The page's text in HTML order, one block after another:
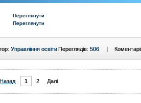
Переглянути
Переглянути
Управління освітиПереглядів: 506 |
Назад 1 2 Далі